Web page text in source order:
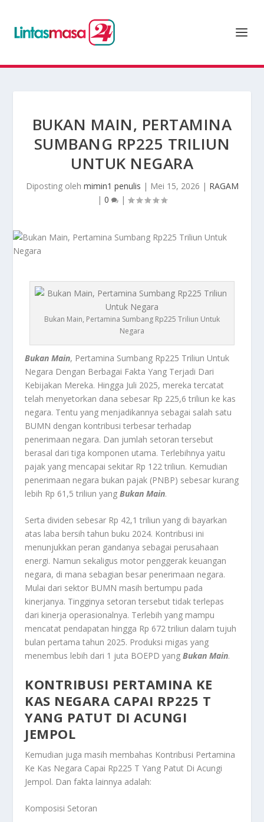
BUKAN MAIN, PERTAMINA
SUMBANG RP225 TRILIUN
UNTUK NEGARA
Diposting oleh mimin1 penulis | Mei 15, 2026 | RAGAM
| 0 |
Bukan Main, Pertamina Sumbang Rp225 Triliun Untuk
Negara
Bukan Main, Pertamina Sumbang Rp225 Triliun Untuk
Negara Dengan Berbagai Fakta Yang Terjadi Dari
Kebijakan Mereka. Hingga Juli 2025, mereka tercatat
telah menyetorkan dana sebesar Rp 225,6 triliun ke kas
negara. Tentu yang menjadikannya sebagai salah satu
BUMN dengan kontribusi terbesar terhadap
penerimaan negara. Dan jumlah setoran tersebut
berasal dari tiga komponen utama. Terlebihnya yaitu
pajak yang mencapai sekitar Rp 122 triliun. Kemudian
penerimaan negara bukan pajak (PNBP) sebesar kurang
lebih Rp 61,5 triliun yangBukan Main.
Serta dividen sebesar Rp 42,1 triliun yang di bayarkan
atas laba bersih tahun buku 2024. Kontribusi ini
menunjukkan peran gandanya sebagai perusahaan
energi. Namun sekaligus motor penggerak keuangan
negara, di mana sebagian besar penerimaan negara.
Mulai dari sektor BUMN masih bertumpu pada
kinerjanya. Tingginya setoran tersebut tidak terlepas
dari kinerja operasionalnya. Terlebih yang mampu
mencatat pendapatan hingga Rp 672 triliun dalam tujuh
bulan pertama tahun 2025. Produksi migas yang
menembus lebih dari 1 juta BOEPD yangBukan Main.
KONTRIBUSI PERTAMINA KE
KAS NEGARA CAPAI RP225 T
YANG PATUT DI ACUNGI
JEMPOL
Kemudian juga masih membahas Kontribusi Pertamina
Ke Kas Negara Capai Rp225 T Yang Patut Di Acungi
Jempol. Dan fakta lainnya adalah:
Komposisi Setoran